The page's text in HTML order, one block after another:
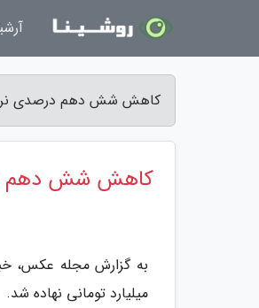
کاهش شش دهم درصدی
کاهش شش دهم
میلیارد تومانی نهاده شد.